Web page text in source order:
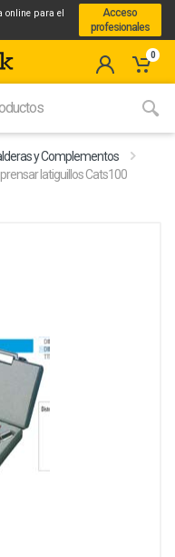
online para el
Acceso
profesionales
0
y Complementos
latiguillos Cats100